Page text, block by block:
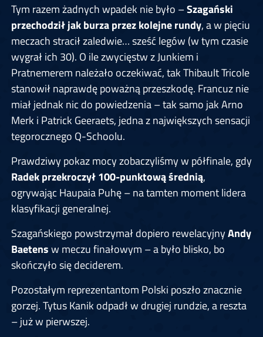
Tym razem żadnych wpadek nie było –Szagański
przechodził jak burza przez kolejne rundy, a w pięciu
meczach stracił zaledwie… sześć legów (w tym czasie
wygrał ich 30). O ile zwycięstw z Junkiem i
Pratnemerem należało oczekiwać, tak Thibault Tricole
stanowił naprawdę poważną przeszkodę. Francuz nie
miał jednak nic do powiedzenia – tak samo jak Arno
Merk i Patrick Geeraets, jedna z największych sensacji
tegorocznego Q-Schoolu.
Prawdziwy pokaz mocy zobaczyliśmy w półfinale, gdy
Radek przekroczył 100-punktową średnią,
ogrywając Haupaia Puhę – na tamten moment lidera
klasyfikacji generalnej.
Szagańskiego powstrzymał dopiero rewelacyjnyAndy
Baetensw meczu finałowym – a było blisko, bo
skończyło się deciderem.
Pozostałym reprezentantom Polski poszło znacznie
gorzej. Tytus Kanik odpadł w drugiej rundzie, a reszta
– już w pierwszej.